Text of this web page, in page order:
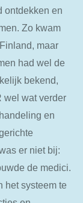
ontdekken en
Zo kwam
maar
had wel de
bekend,
wel wat verder
en
er niet bij:
de medici.
het systeem te